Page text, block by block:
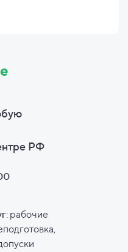
РФ
: рабочие